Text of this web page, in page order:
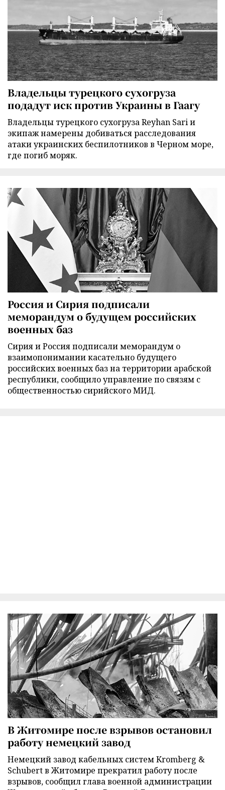
Владельцы турецкого сухогруза
подадут иск против Украины в Гаагу
Владельцы турецкого сухогруза Reyhan Sari и
экипаж намерены добиваться расследования
атаки украинских беспилотников в Черном море,
где погиб моряк.
Россия и Сирия подписали
меморандум о будущем российских
военных баз
Сирия и Россия подписали меморандум о
взаимопонимании касательно будущего
российских военных баз на территории арабской
республики, сообщило управление по связям с
общественностью сирийского МИД.
В Житомире после взрывов остановил
работу немецкий завод
Немецкий завод кабельных систем Kromberg &
Schubert в Житомире прекратил работу после
взрывов, сообщил глава военной администрации